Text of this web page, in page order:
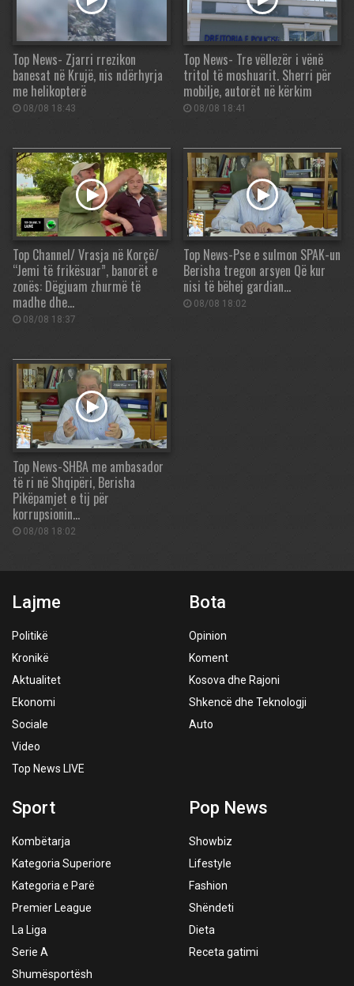
Top News- Zjarri rrezikon
banesat në Krujë, nis ndërhyrja
me helikopterë
08/08 18:43
Top News- Tre vëllezër i vënë
tritol të moshuarit. Sherri për
mobilje, autorët në kërkim
08/08 18:41
Top Channel/ Vrasja në Korçë/
“Jemi të frikësuar”, banorët e
zonës: Dëgjuam zhurmë të
madhe dhe…
08/08 18:37
Top News-Pse e sulmon SPAK-un
Berisha tregon arsyen Që kur
nisi të bëhej gardian…
08/08 18:02
Top News-SHBA me ambasador
të ri në Shqipëri, Berisha
Pikëpamjet e tij për
korrupsionin…
08/08 18:02
Lajme
Politikë
Kronikë
Aktualitet
Ekonomi
Sociale
Video
Top News LIVE
Bota
Opinion
Koment
Kosova dhe Rajoni
Shkencë dhe Teknologji
Auto
Sport
Kombëtarja
Kategoria Superiore
Kategoria e Parë
Premier League
La Liga
Serie A
Shumësportësh
Pop News
Showbiz
Lifestyle
Fashion
Shëndeti
Dieta
Receta gatimi